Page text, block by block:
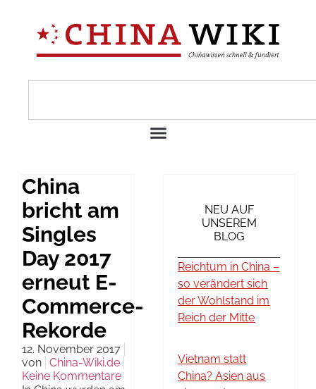
China
bricht am
Singles
Day 2017
erneut E-
Commerce-
Rekorde
12. November 2017
von China-Wiki.de
Keine Kommentare
NEU AUF
UNSEREM
BLOG
Reichtum in China –
so verändert sich
der Wohlstand im
Reich der Mitte
Vietnam statt
China? Asien aus